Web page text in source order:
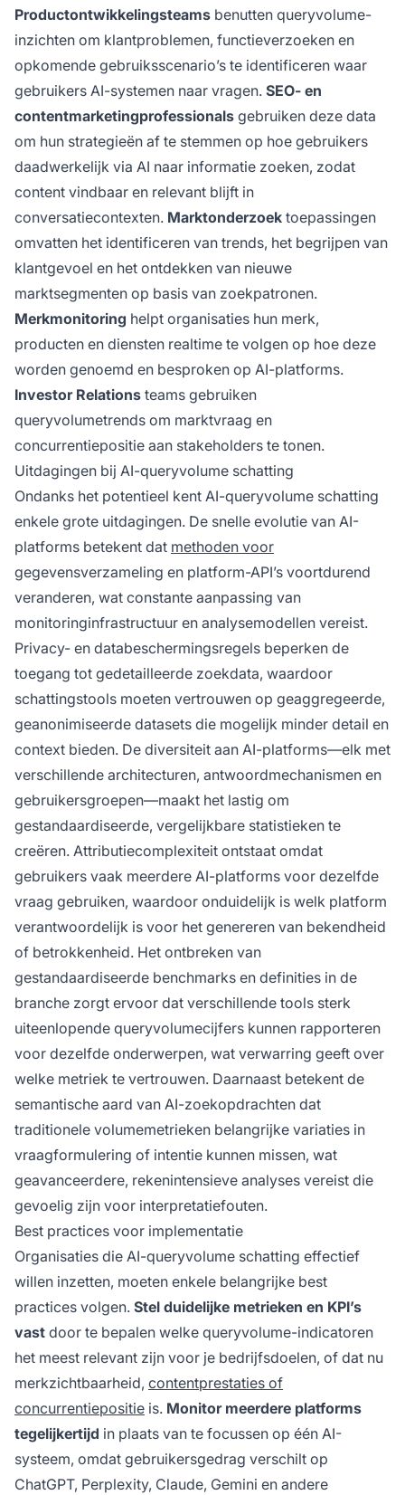
Productontwikkelingsteams benutten queryvolume-
inzichten om klantproblemen, functieverzoeken en
opkomende gebruiksscenario’s te identificeren waar
gebruikers AI-systemen naar vragen. SEO- en
contentmarketingprofessionals gebruiken deze data
om hun strategieën af te stemmen op hoe gebruikers
daadwerkelijk via AI naar informatie zoeken, zodat
content vindbaar en relevant blijft in
conversatiecontexten. Marktonderzoek toepassingen
omvatten het identificeren van trends, het begrijpen van
klantgevoel en het ontdekken van nieuwe
marktsegmenten op basis van zoekpatronen.
Merkmonitoring helpt organisaties hun merk,
producten en diensten realtime te volgen op hoe deze
worden genoemd en besproken op AI-platforms.
Investor Relations teams gebruiken
queryvolumetrends om marktvraag en
concurrentiepositie aan stakeholders te tonen.
Uitdagingen bij AI-queryvolume schatting
Ondanks het potentieel kent AI-queryvolume schatting
enkele grote uitdagingen. De snelle evolutie van AI-
platforms betekent dat methoden voor
gegevensverzameling en platform-API’s voortdurend
veranderen, wat constante aanpassing van
monitoringinfrastructuur en analysemodellen vereist.
Privacy- en databeschermingsregels beperken de
toegang tot gedetailleerde zoekdata, waardoor
schattingstools moeten vertrouwen op geaggregeerde,
geanonimiseerde datasets die mogelijk minder detail en
context bieden. De diversiteit aan AI-platforms—elk met
verschillende architecturen, antwoordmechanismen en
gebruikersgroepen—maakt het lastig om
gestandaardiseerde, vergelijkbare statistieken te
creëren. Attributiecomplexiteit ontstaat omdat
gebruikers vaak meerdere AI-platforms voor dezelfde
vraag gebruiken, waardoor onduidelijk is welk platform
verantwoordelijk is voor het genereren van bekendheid
of betrokkenheid. Het ontbreken van
gestandaardiseerde benchmarks en definities in de
branche zorgt ervoor dat verschillende tools sterk
uiteenlopende queryvolumecijfers kunnen rapporteren
voor dezelfde onderwerpen, wat verwarring geeft over
welke metriek te vertrouwen. Daarnaast betekent de
semantische aard van AI-zoekopdrachten dat
traditionele volumemetrieken belangrijke variaties in
vraagformulering of intentie kunnen missen, wat
geavanceerdere, rekenintensieve analyses vereist die
gevoelig zijn voor interpretatiefouten.
Best practices voor implementatie
Organisaties die AI-queryvolume schatting effectief
willen inzetten, moeten enkele belangrijke best
practices volgen. Stel duidelijke metrieken en KPI’s
vast door te bepalen welke queryvolume-indicatoren
het meest relevant zijn voor je bedrijfsdoelen, of dat nu
merkzichtbaarheid, contentprestaties of
concurrentiepositie is. Monitor meerdere platforms
tegelijkertijd in plaats van te focussen op één AI-
systeem, omdat gebruikersgedrag verschilt op
ChatGPT, Perplexity, Claude, Gemini en andere